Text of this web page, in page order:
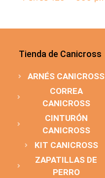
Tienda de Canicross
ARNÉS CANICROSS
CORREA
CANICROSS
CINTURÓN
CANICROSS
KIT CANICROSS
ZAPATILLAS DE
PERRO